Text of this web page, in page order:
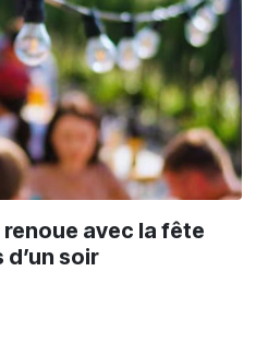
avec la fête
soir